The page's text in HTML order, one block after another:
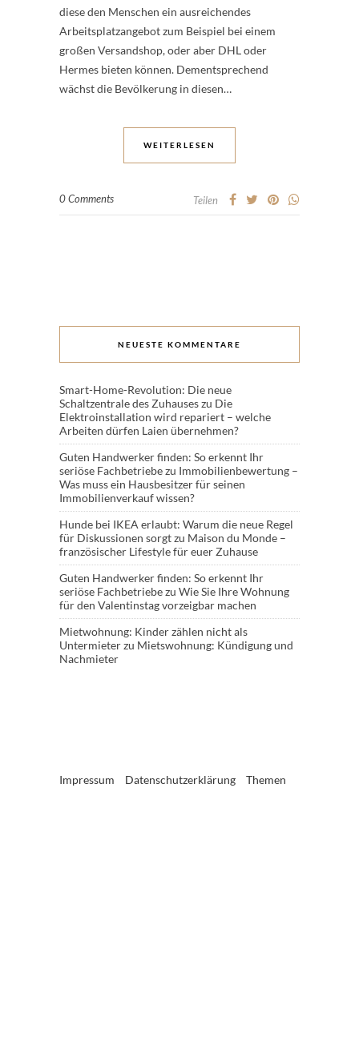
diese den Menschen ein ausreichendes
Arbeitsplatzangebot zum Beispiel bei einem
großen Versandshop, oder aber DHL oder
Hermes bieten können. Dementsprechend
wächst die Bevölkerung in diesen…
WEITERLESEN
0 Comments Teilen
NEUESTE KOMMENTARE
Smart-Home-Revolution: Die neue
Schaltzentrale des Zuhauseszu Die
Elektroinstallation wird repariert – welche
Arbeiten dürfen Laien übernehmen?
Guten Handwerker finden: So erkennt Ihr
seriöse Fachbetriebezu Immobilienbewertung –
Was muss ein Hausbesitzer für seinen
Immobilienverkauf wissen?
Hunde bei IKEA erlaubt: Warum die neue Regel
für Diskussionen sorgtzu Maison du Monde –
französischer Lifestyle für euer Zuhause
Guten Handwerker finden: So erkennt Ihr
seriöse Fachbetriebezu Wie Sie Ihre Wohnung
für den Valentinstag vorzeigbar machen
Mietwohnung: Kinder zählen nicht als
Untermieterzu Mietswohnung: Kündigung und
Nachmieter
Impressum Datenschutzerklärung Themen